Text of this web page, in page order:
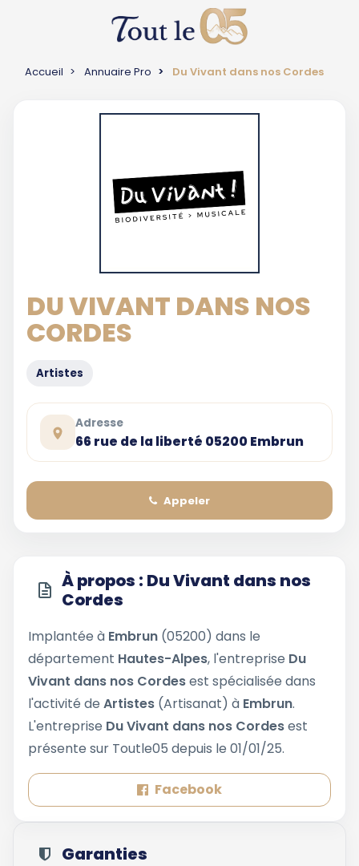
Accueil Annuaire Pro Du Vivant dans nos Cordes
DU VIVANT DANS NOS
CORDES
Artistes
Adresse
66 rue de la liberté 05200 Embrun
Appeler
À propos : Du Vivant dans nos
Cordes
Implantée à Embrun (05200) dans le
département Hautes-Alpes, l'entreprise Du
Vivant dans nos Cordesest spécialisée dans
l'activité de Artistes (Artisanat) à Embrun.
L'entreprise Du Vivant dans nos Cordesest
présente sur Toutle05 depuis le 01/01/25.
Facebook
Garanties